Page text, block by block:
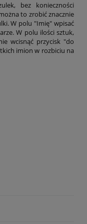
bez konieczności
to zrobić znacznie
W polu "Imię" wpisać
W polu ilości sztuk,
wcisnąć przycisk "do
imion w rozbiciu na